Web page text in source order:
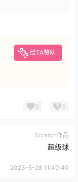
给TA赞助
0 0
Scratch作品
超级球
2023-5-28 11:40:40